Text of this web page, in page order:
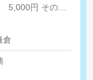
5,000円 その他
プ評価料手
円
倉